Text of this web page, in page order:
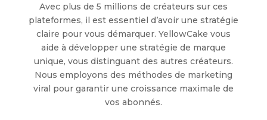
Avec plus de 5 millions de créateurs sur ces
plateformes, il est essentiel d’avoir une stratégie
claire pour vous démarquer. YellowCake vous
aide à développer une stratégie de marque
unique, vous distinguant des autres créateurs.
Nous employons des méthodes de marketing
viral pour garantir une croissance maximale de
vos abonnés.